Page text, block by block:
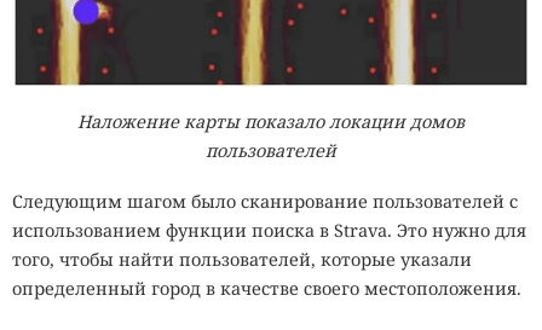
Наложение карты показало локации домов
пользователей
Следующим шагом было сканирование пользователей с
использованием функции поиска в Strava. Это нужно для
того, чтобы найти пользователей, которые указали
определенный город в качестве своего местоположения.